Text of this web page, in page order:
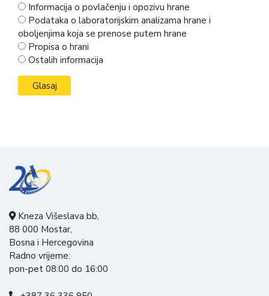
Informacija o povlačenju i opozivu hrane
Podataka o laboratorijskim analizama hrane i
oboljenjima koja se prenose putem hrane
Propisa o hrani
Ostalih informacija
Kneza Višeslava bb,
88 000 Mostar,
Bosna i Hercegovina
Radno vrijeme:
pon-pet 08:00 do 16:00